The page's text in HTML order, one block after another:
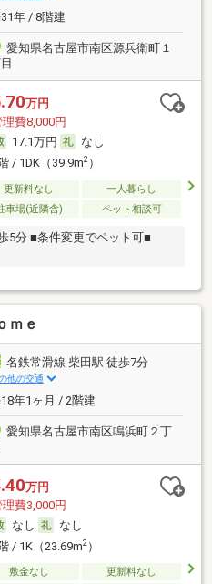
年 / 8階建
愛知県名古屋市南区源兵衛町１
万円
理費8,000円
17.1万円
なし
/ 1DK（39.9m2）
更新料なし
一人暮らし
車場(近隣含) ペット相談可
5分 ■条件変更でペット可■
ｍｅ
名鉄常滑線 柴田駅 徒歩7分
他の交通
年1ヶ月 / 2階建
愛知県名古屋市南区鳴浜町２丁
万円
理費3,000円
なし
なし
/ 1K（23.69m2）
敷金なし
更新料なし